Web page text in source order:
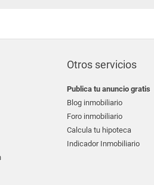
Otros servicios
Publica tu anuncio gratis
Blog inmobiliario
Foro inmobiliario
Calcula tu hipoteca
Indicador Inmobiliario